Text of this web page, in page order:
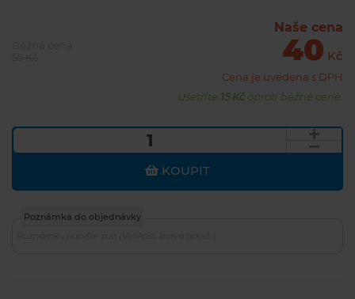
Naše cena
40 Kč
Cena je uvedena s DPH
Ušetříte 15 Kčoproti běžné ceně.
KOUPIT
Poznámka do objednávky